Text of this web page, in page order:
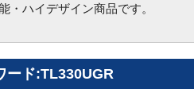
・ハイデザイン商品です。
ード:TL330UGR